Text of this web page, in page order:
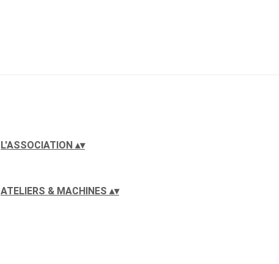
L'ASSOCIATION ▴▾
ATELIERS & MACHINES ▴▾